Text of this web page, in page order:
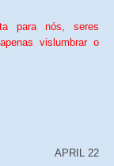
para nós, seres
vislumbrar o
APRIL 22